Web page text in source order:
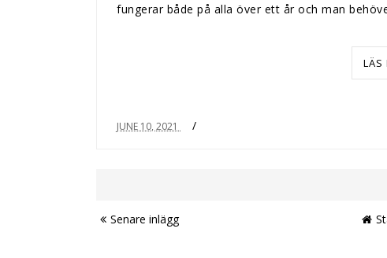
fungerar både på alla över ett år och man
LÄS
JUNE 10, 2021 /
Senare inlägg